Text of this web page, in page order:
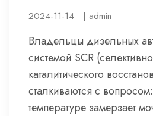
2024-11-14 | admin
Владельцы дизельных
системой SCR
каталитического
сталкиваются с
температуре замерзает